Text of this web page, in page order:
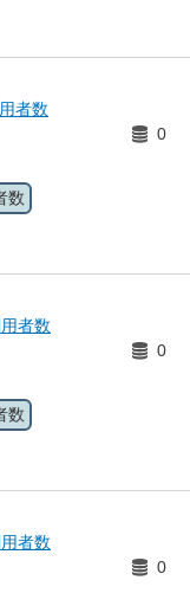
者数
0
数
者数
0
数
者数
0